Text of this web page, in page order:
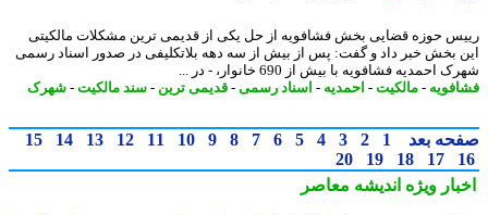
حوزه قضایی بخش فشافویه از حل یکی از قدیمی ترین مشکلات مالکیتی
بخش خبر داد و گفت: پس از بیش از سه دهه بلاتکلیفی در صدور اسناد رسمی
احمدیه فشافویه با بیش از 690 خانوار، - در ...
-مالکیت-احمدیه-اسناد رسمی-قدیمی ترین- سند مالکیت-شهرک
بعد 1
2
3
4
5
6
7
8
9
10
11
12
13
14
15
17
18
19
20
ویژهاندیشه معاصر